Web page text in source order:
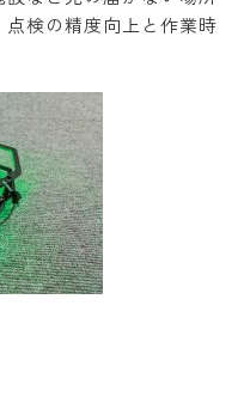
検の精度向上と作業時